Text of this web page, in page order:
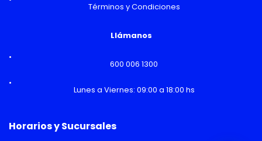
Términos y Condiciones
Llámanos
600 006 1300
Lunes a Viernes: 09:00 a 18:00 hs
Horarios y Sucursales